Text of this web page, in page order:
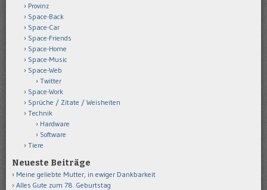
Provinz
Space-Back
Space-Car
Space-Friends
Space-Home
Space-Music
Space-Web
Twitter
Space-Work
Sprüche / Zitate / Weisheiten
Technik
Hardware
Software
Tiere
Neueste Beiträge
Meine geliebte Mutter, in ewiger Dankbarkeit
Alles Gute zum 78. Geburtstag